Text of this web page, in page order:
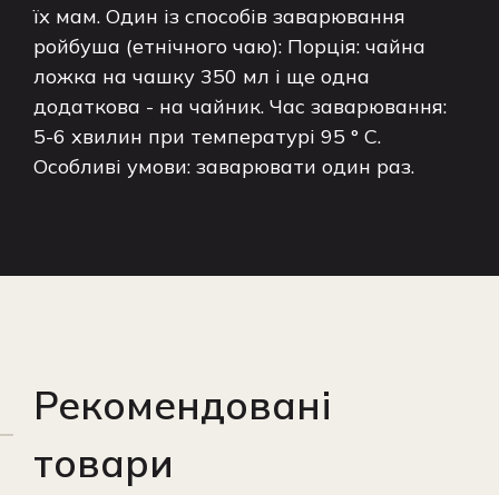
їх мам. Один із способів заварювання
ройбуша (етнічного чаю): Порція: чайна
ложка на чашку 350 мл і ще одна
додаткова - на чайник. Час заварювання:
5-6 хвилин при температурі 95 ° C.
Особливі умови: заварювати один раз.
Рекомендовані
товари